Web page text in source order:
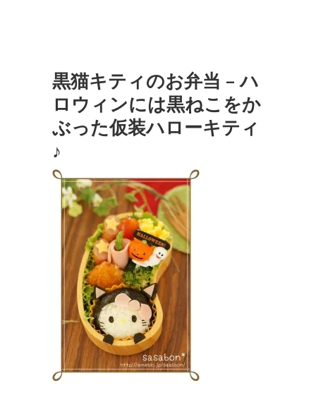
黒猫キティのお弁当 – ハ
ロウィンには黒ねこをか
ぶった仮装ハローキティ
♪